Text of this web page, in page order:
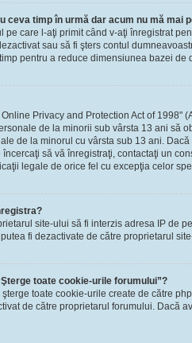
ceva timp în urmă dar acum nu mă mai
pe care l-aţi primit când v-aţi înregistrat
sau să fi şters contul
pentru a reduce dimensiunea bazei
Privacy and Protection Act of
de la minorii sub vârsta 13 ani să
de la minorul cu vârsta sub 13 ani.
să vă înregistraţi, contactaţi un
legale de orice fel cu excepţia celor
site-ului să fi interzis adresa IP de
fi dezactivate de către proprietarul
toate cookie-urile forumului”?
toate cookie-urile create de către
de către proprietarul forumului. Dacă